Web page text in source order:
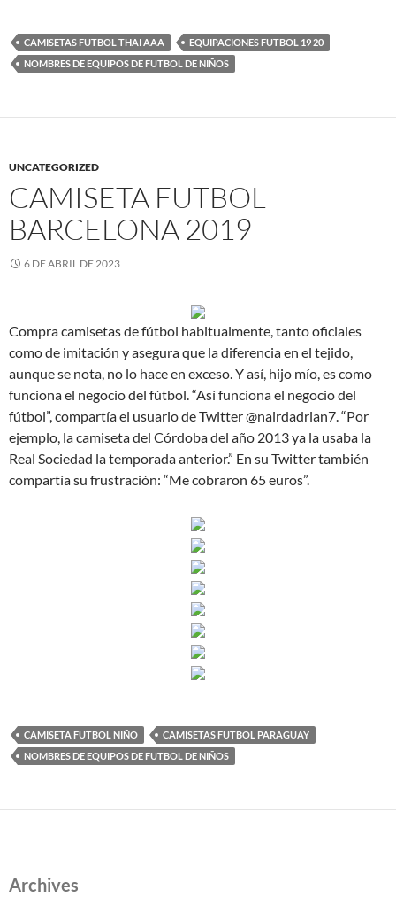
CAMISETAS FUTBOL THAI AAA
EQUIPACIONES FUTBOL 19 20
NOMBRES DE EQUIPOS DE FUTBOL DE NIÑOS
UNCATEGORIZED
CAMISETA FUTBOL
BARCELONA 2019
6 DE ABRIL DE 2023
Compra camisetas de fútbol habitualmente, tanto oficiales
como de imitación y asegura que la diferencia en el tejido,
aunque se nota, no lo hace en exceso. Y así, hijo mío, es como
funciona el negocio del fútbol. “Así funciona el negocio del
fútbol”, compartía el usuario de Twitter @nairdadrian7. “Por
ejemplo, la camiseta del Córdoba del año 2013 ya la usaba la
Real Sociedad la temporada anterior.” En su Twitter también
compartía su frustración: “Me cobraron 65 euros”.
CAMISETA FUTBOL NIÑO
CAMISETAS FUTBOL PARAGUAY
NOMBRES DE EQUIPOS DE FUTBOL DE NIÑOS
Archives